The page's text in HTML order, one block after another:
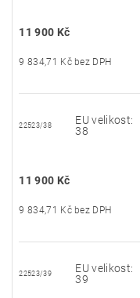
11 900 Kč
9 834,71 Kč bez DPH
22523/38
EU velikost:
38
11 900 Kč
9 834,71 Kč bez DPH
22523/39
EU velikost:
39